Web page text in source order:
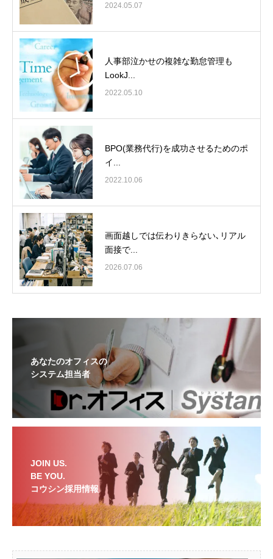
2024.05.07
人事部泣かせの複雑な勤怠管理も
LookJ...
2022.05.10
BPO(業務代行)を成功させるためのポ
イ...
2022.10.06
画面越しでは伝わりきらない､リアル
面接で...
2026.07.06
あなたのオフィスの
システム担当者
JOIN US.
BE YOU.
コウシン採用情報